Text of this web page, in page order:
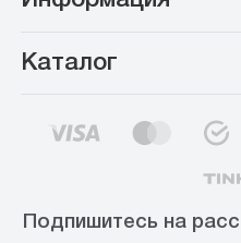
Каталог
Подпишитесь на